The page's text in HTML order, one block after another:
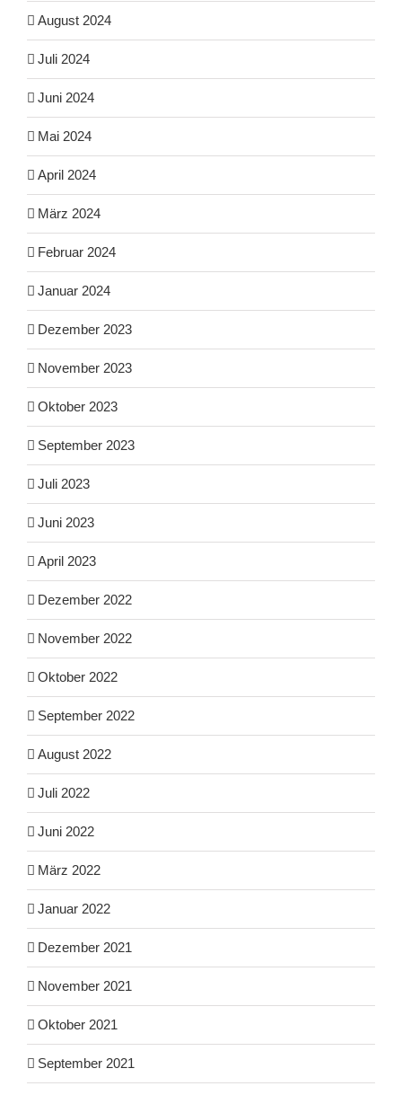
August 2024
Juli 2024
Juni 2024
Mai 2024
April 2024
März 2024
Februar 2024
Januar 2024
Dezember 2023
November 2023
Oktober 2023
September 2023
Juli 2023
Juni 2023
April 2023
Dezember 2022
November 2022
Oktober 2022
September 2022
August 2022
Juli 2022
Juni 2022
März 2022
Januar 2022
Dezember 2021
November 2021
Oktober 2021
September 2021